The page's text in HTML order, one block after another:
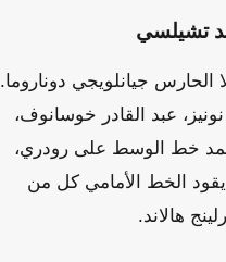
تشيلسي
الحارس جيانلويجي دوناروما.
عبد القادر خوسانوف،
خط الوسط على رودري،
يقود الخط الأمامي كل من
هالاند.